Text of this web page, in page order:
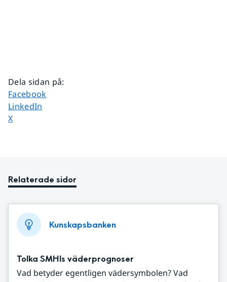
Dela sidan på:
Dela sidan på
Facebook
Dela sidan på
LinkedIn
Dela sidan på
X
Relaterade sidor
Kunskapsbanken
Tolka SMHIs väderprognoser
Vad betyder egentligen vädersymbolen? Vad